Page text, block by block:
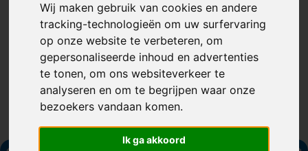
Wij maken gebruik van cookies en andere
tracking-technologieën om uw surfervaring
op onze website te verbeteren, om
gepersonaliseerde inhoud en advertenties
te tonen, om ons websiteverkeer te
analyseren en om te begrijpen waar onze
bezoekers vandaan komen.
Ik ga akkoord